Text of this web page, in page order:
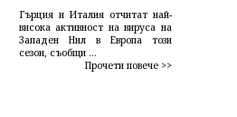
Гърция и Италия отчитат най-
висока активност на вируса на
Западен Нил в Европа този
сезон, съобщи ...
Прочети повече >>